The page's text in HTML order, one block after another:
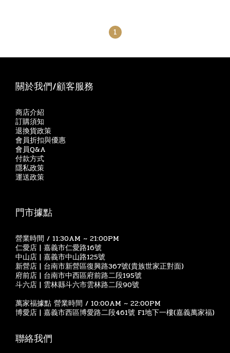
1
關於我們/顧客服務
商店介紹
訂購須知
退換貨政策
會員折扣與優惠
會員Q&A
付款方式
隱私政策
運送政策
門市據點
營業時間 / 11:30AM ~ 21:00PM
仁愛店 | 嘉義市仁愛路16號
中山店 | 嘉義市中山路125號
新營店 | 台南市新營區復興路367號(貴族世家正對面)
府前店 | 台南市中西區府前路二段195號
斗六店 | 雲林縣斗六市雲林路二段90號
萬家福據點 營業時間 / 10:00AM ~ 22:00PM
博愛店 | 嘉義市西區博愛路二段461號 F1地下一樓(嘉義萬家福)
聯絡我們